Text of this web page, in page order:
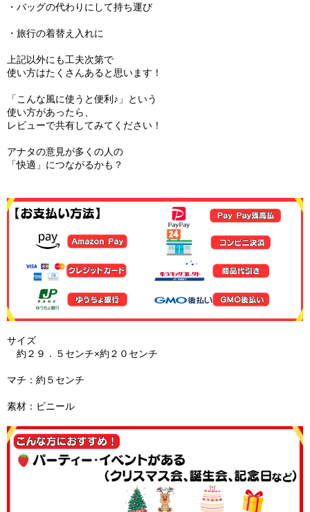
・バッグの代わりにして持ち運び
・旅行の着替え入れに
上記以外にも工夫次第で
使い方はたくさんあると思います！
「こんな風に使うと便利♪」という
使い方があったら、
レビューで共有してみてください！
アナタの意見が多くの人の
「快適」につながるかも？
サイズ
約２９．５センチ×約２０センチ
マチ：約５センチ
素材：ビニール